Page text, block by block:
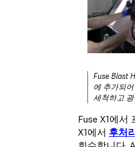
Fuse Blast
에 추가되
세척하고
Fuse X1에서
X1에서 후처